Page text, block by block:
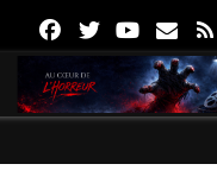
FacebookTwitterYoutube
Email